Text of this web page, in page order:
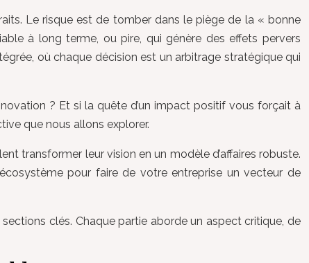
Le risque est de tomber dans le piège de la « bonne
à long terme, ou pire, qui génère des effets pervers
où chaque décision est un arbitrage stratégique qui
? Et si la quête d’un impact positif vous forçait à
que nous allons explorer.
transformer leur vision en un modèle d’affaires robuste.
pour faire de votre entreprise un vecteur de
clés. Chaque partie aborde un aspect critique, de